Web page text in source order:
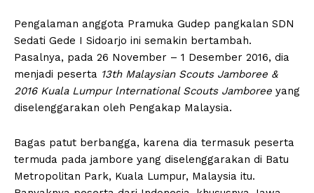
Pengalaman anggota Pramuka Gudep pangkalan SDN
Sedati Gede I Sidoarjo ini semakin bertambah.
Pasalnya, pada 26 November – 1 Desember 2016, dia
menjadi peserta 13th Malaysian Scouts Jamboree &
2016 Kuala Lumpur lnternational Scouts Jamboree yang
diselenggarakan oleh Pengakap Malaysia.
Bagas patut berbangga, karena dia termasuk peserta
termuda pada jambore yang diselenggarakan di Batu
Metropolitan Park, Kuala Lumpur, Malaysia itu.